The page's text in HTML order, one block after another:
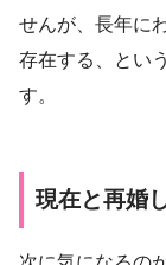
せんが、長年に
存在する、とい
す。
現在と再婚